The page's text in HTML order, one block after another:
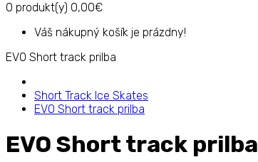
0 produkt(y) 0,00€
Váš nákupný košík je prázdny!
EVO Short track prilba
Short Track Ice Skates
EVO Short track prilba
EVO Short track prilba